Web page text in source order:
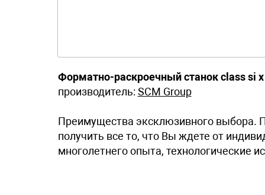
Форматно-раскроечный станок class si x
производитель: SCM Group
Преимущества эксклюзивного выбора.
получить все то, что Вы ждете от
многолетнего опыта, технологические